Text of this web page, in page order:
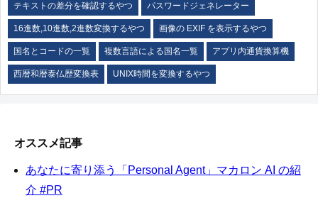
テキストの差分を確認するやつ パスワードジェネレーター
16進数,10進数,2進数変換するやつ 画像の EXIF を表示するやつ
国名とコードの一覧 複数言語による国名一覧 アプリ内通貨換算機
西暦和暦泰仏歴変換表 UNIX時間を変換するやつ
オススメ記事
あなたに寄り添う「Personal Agent」マカロン AI の紹
介 #PR